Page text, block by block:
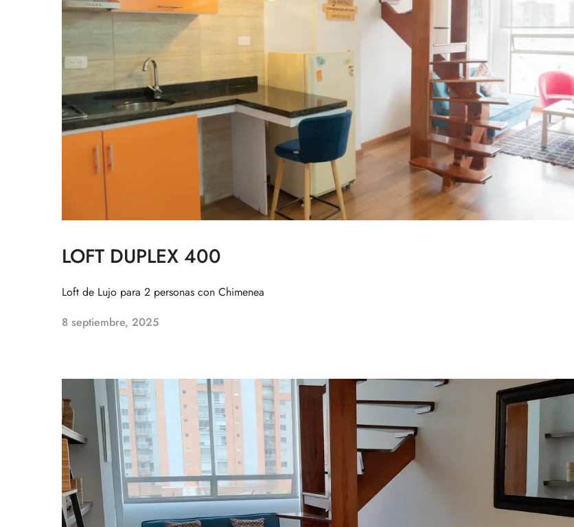
LOFT DUPLEX 400
Loft de Lujo para 2 personas con Chimenea
8 septiembre, 2025